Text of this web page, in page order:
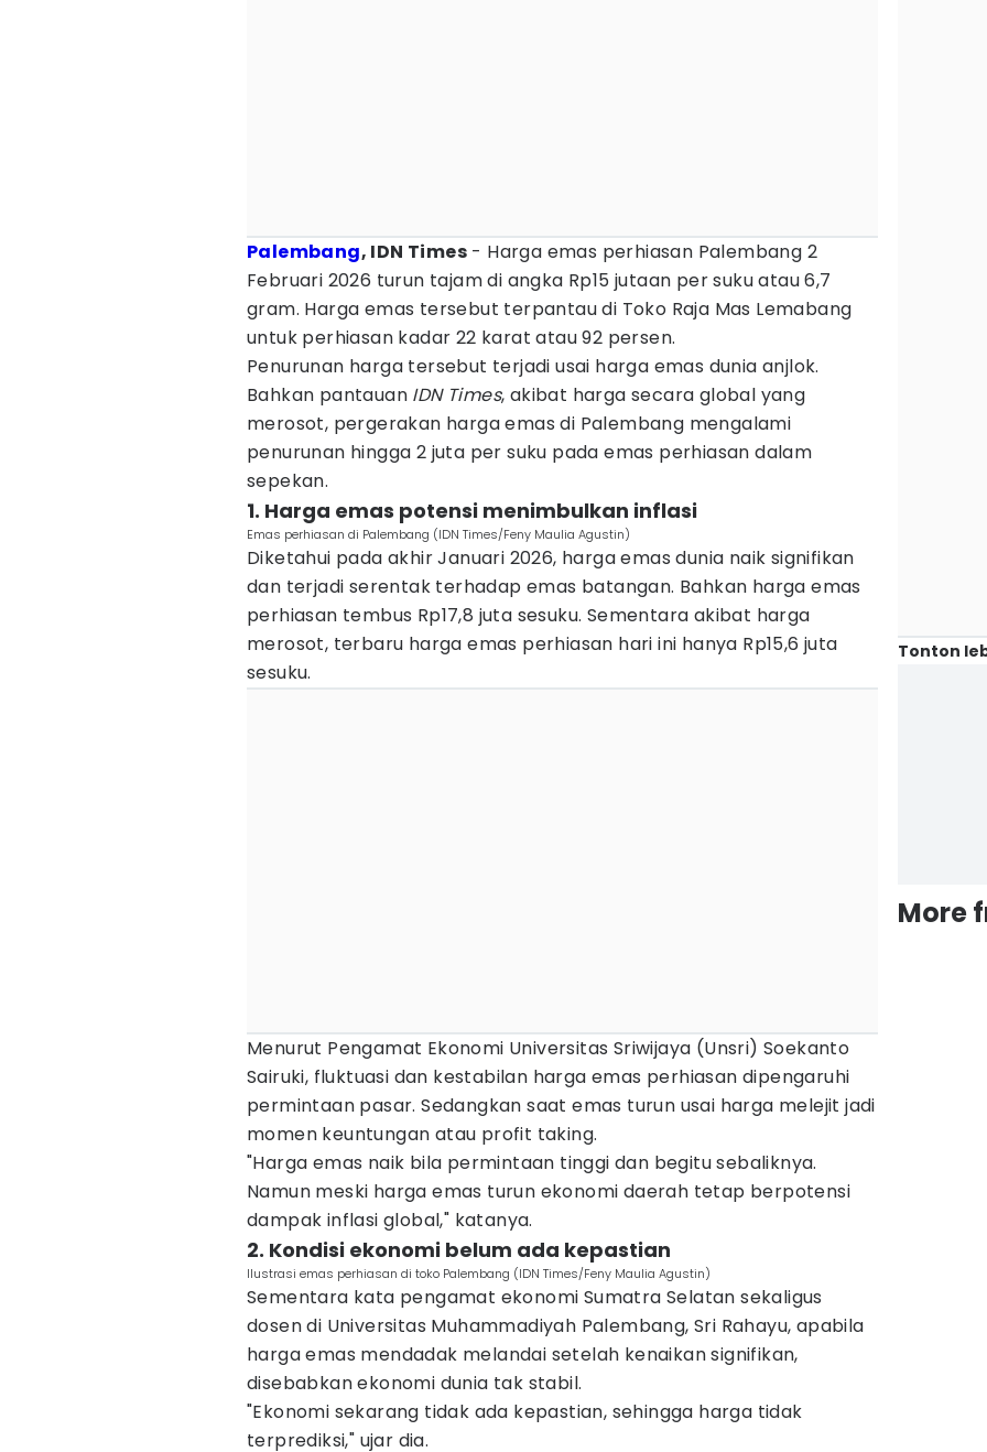
Palembang, IDN Times - Harga emas perhiasan Palembang 2
Februari 2026 turun tajam di angka Rp15 jutaan per suku atau 6,7
gram. Harga emas tersebut terpantau di Toko Raja Mas Lemabang
untuk perhiasan kadar 22 karat atau 92 persen.
Penurunan harga tersebut terjadi usai harga emas dunia anjlok.
Bahkan pantauan IDN Times, akibat harga secara global yang
merosot, pergerakan harga emas di Palembang mengalami
penurunan hingga 2 juta per suku pada emas perhiasan dalam
sepekan.
1. Harga emas potensi menimbulkan inflasi
Emas perhiasan di Palembang (IDN Times/Feny Maulia Agustin)
Diketahui pada akhir Januari 2026, harga emas dunia naik signifikan
dan terjadi serentak terhadap emas batangan. Bahkan harga emas
perhiasan tembus Rp17,8 juta sesuku. Sementara akibat harga
merosot, terbaru harga emas perhiasan hari ini hanya Rp15,6 juta
sesuku.
Menurut Pengamat Ekonomi Universitas Sriwijaya (Unsri) Soekanto
Sairuki, fluktuasi dan kestabilan harga emas perhiasan dipengaruhi
permintaan pasar. Sedangkan saat emas turun usai harga melejit jadi
momen keuntungan atau profit taking.
"Harga emas naik bila permintaan tinggi dan begitu sebaliknya.
Namun meski harga emas turun ekonomi daerah tetap berpotensi
dampak inflasi global," katanya.
2. Kondisi ekonomi belum ada kepastian
Ilustrasi emas perhiasan di toko Palembang (IDN Times/Feny Maulia Agustin)
Sementara kata pengamat ekonomi Sumatra Selatan sekaligus
dosen di Universitas Muhammadiyah Palembang, Sri Rahayu, apabila
harga emas mendadak melandai setelah kenaikan signifikan,
disebabkan ekonomi dunia tak stabil.
"Ekonomi sekarang tidak ada kepastian, sehingga harga tidak
terprediksi," ujar dia.
Tonton
More